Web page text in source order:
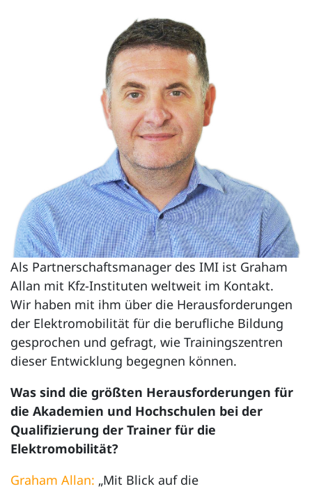
Als Partnerschaftsmanager des IMI ist Graham
Allan mit Kfz-Instituten weltweit im Kontakt.
Wir haben mit ihm über die Herausforderungen
der Elektromobilität für die berufliche Bildung
gesprochen und gefragt, wie Trainingszentren
dieser Entwicklung begegnen können.
Was sind die größten Herausforderungen für
die Akademien und Hochschulen bei der
Qualifizierung der Trainer für die
Elektromobilität?
Graham Allan: „Mit Blick auf die